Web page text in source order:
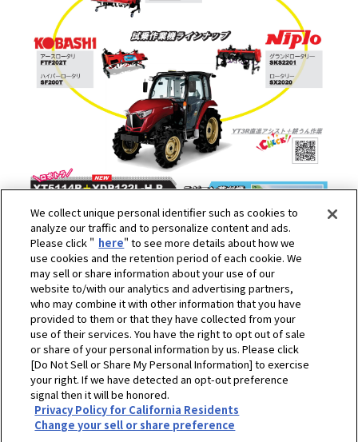
ホーム ヤンマーアグリジャパン株式会社
【福島県会津エリア】ヤンマーベストマッチ試乗会
プライバシーポリシー クッキーポリシー
We collect unique personal identifier such as cookies to
analyze our traffic and to personalize content and ads.
Please click " here" to see more details about how we
use cookies and the retention period of each cookie. We
may sell or share information about your use of our
website to/with our analytics and advertising partners,
who may combine it with other information that you have
provided to them or that they have collected from your
use of their services. You have the right to opt out of sale
or share of your personal information by us. Please click
[Do Not Sell or Share My Personal Information] to exercise
your right. If we have detected an opt-out preference
signal then it will be honored.
Privacy Policy for California Residents
Change your sell or share preference